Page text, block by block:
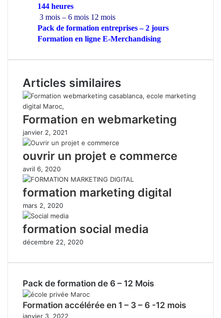
144 heures
3 mois – 6 mois 12 mois
Pack de formation entreprises– 2 jours
Formation en ligne E-Merchandising
Articles similaires
Formation en webmarketing
janvier 2, 2021
ouvrir un projet e commerce
avril 6, 2020
formation marketing digital
mars 2, 2020
formation social media
décembre 22, 2020
Pack de formation de 6 – 12 Mois
Formation accélérée en 1 – 3 – 6 -12 mois
janvier 3, 2022